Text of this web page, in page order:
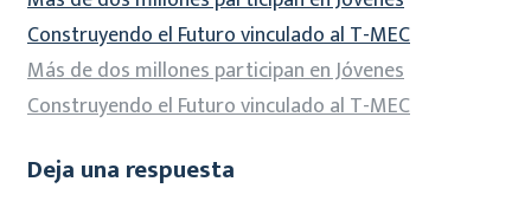
Construyendo el Futuro vinculado al T-MEC
Más de dos millones participan en Jóvenes
Construyendo el Futuro vinculado al T-MEC
Deja una respuesta